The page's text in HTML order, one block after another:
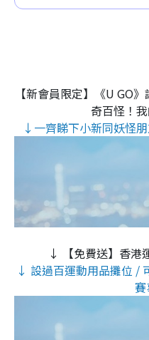
【新會員限定】《U GO
奇百怪！
↓一齊睇下小新同妖怪
↓ 【免費送】香港
↓ 設過百運動用品攤位 /